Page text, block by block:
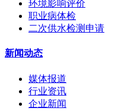
环境影响评价
职业病体检
二次供水检测申请
新闻动态
媒体报道
行业资讯
企业新闻